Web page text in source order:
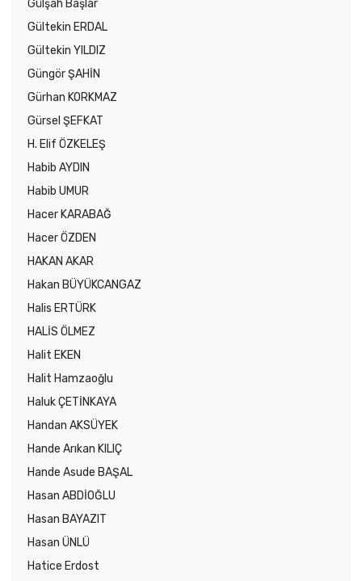
Gülşah Başlar
Gültekin ERDAL
Gültekin YILDIZ
Güngör ŞAHİN
Gürhan KORKMAZ
Gürsel ŞEFKAT
H. Elif ÖZKELEŞ
Habib AYDIN
Habib UMUR
Hacer KARABAĞ
Hacer ÖZDEN
HAKAN AKAR
Hakan BÜYÜKCANGAZ
Halis ERTÜRK
HALİS ÖLMEZ
Halit EKEN
Halit Hamzaoğlu
Haluk ÇETİNKAYA
Handan AKSÜYEK
Hande Arıkan KILIÇ
Hande Asude BAŞAL
Hasan ABDİOĞLU
Hasan BAYAZIT
Hasan ÜNLÜ
Hatice Erdost